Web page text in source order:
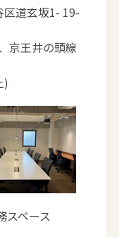
道玄坂1- 19-
京王井の頭線
)
スペース